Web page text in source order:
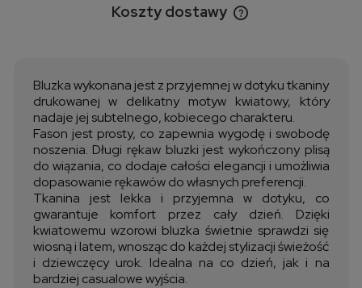
Koszty dostawy
Cena nie zawiera ewentualnych kosztów płatności
Bluzka wykonana jest z przyjemnej w dotyku tkaniny
drukowanej w delikatny motyw kwiatowy, który
nadaje jej subtelnego, kobiecego charakteru.
Fason jest prosty, co zapewnia wygodę i swobodę
noszenia. Długi rękaw bluzki jest wykończony plisą
do wiązania, co dodaje całości elegancji i umożliwia
dopasowanie rękawów do własnych preferencji.
Tkanina jest lekka i przyjemna w dotyku, co
gwarantuje komfort przez cały dzień. Dzięki
kwiatowemu wzorowi bluzka świetnie sprawdzi się
wiosną i latem, wnosząc do każdej stylizacji świeżość
i dziewczęcy urok. Idealna na co dzień, jak i na
bardziej casualowe wyjścia.